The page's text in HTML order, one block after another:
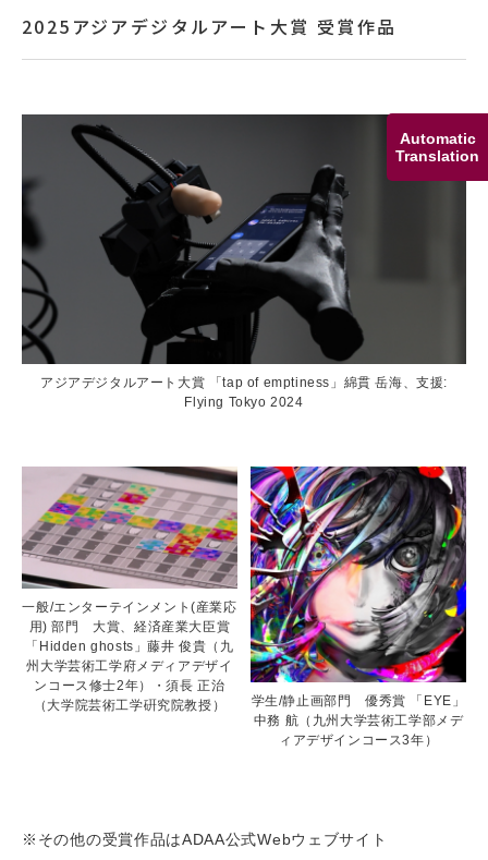
Automatic
Translation
2025アジアデジタルアート大賞 受賞作品
アジアデジタルアート大賞 「tap of emptiness」綿貫 岳海、支援:
Flying Tokyo 2024
一般/エンターテインメント(産業応
用) 部門 大賞、経済産業大臣賞
「Hidden ghosts」藤井 俊貴（九
州大学芸術工学府メディアデザイ
ンコース修士2年）・須長 正治
（大学院芸術工学硏究院教授）
学生/静止画部門 優秀賞 「EYE」
中務 航（九州大学芸術工学部メデ
ィアデザインコース3年）
※その他の受賞作品はADAA公式Webウェブサイト